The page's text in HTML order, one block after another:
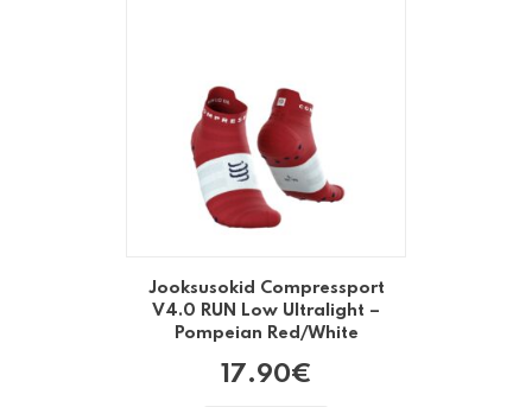
Jooksusokid Compressport
V4.0 RUN Low Ultralight –
Pompeian Red/White
17.90€